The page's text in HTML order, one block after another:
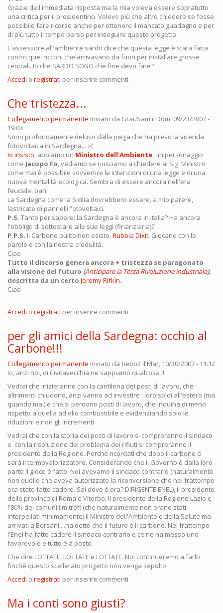
Grazie dell'immediata risposta ma la mia voleva essere sopratutto
una critica per il presidentino. Volevo più che altro chiedere se fosse
possibile fare ricorso anche per ottenere il mancato guadagno e per
di più tutto il tempo perso per inseguire questo progetto.
L'assessore all'ambiente sardo dice che questa legge è stata fatta
contro quei ricconi che arrivavano da fuori per installare grosse
centrali. Io che SARDO SONO che fine devo fare?
Accedi o registrati per inserire commenti.
Che tristezza...
Collegamento permanente Inviato da GrauSam il Dom, 09/23/2007 -
19:03
Sono profondamente deluso dalla piega che ha preso la vicenda
fotovoltaica in Sardegna... :-(
Io insisto , abbiamo un Ministro dell'Ambiente , un personaggio
come Jacopo Fo , vediamo se riusciamo a chiedere al Sig, Ministro
come mai è possibile sovvertire le intenzioni di una legge e di una
nuova mentalità ecologica. Sembra di essere ancora nell'era
feudale, bah!
La Sardegna come la Sicilia dovrebbero essere, a mio parere,
lastricate di pannelli fotovoltaici.
P.S. Tanto per sapere: la Sardegna è ancora in Italia? Ha ancora
l'obbligo di sottostare alle sue leggi (finanziaria)?
P.P.S. Il Carbone pulito non esiste. Rubbia Dixit. Giocano con le
parole e con la nostra credulità.
Ciao
Tutto il discorso genera ancora + tristezza se paragonato
alla visione del futuro (Anticipare la Terza Rivoluzione industriale),
descritta da un certo Jeremy Rifkin.
Ciao
Accedi o registrati per inserire commenti.
per gli amici della Sardegna: occhio al
Carbone!!!
Collegamento permanente Inviato da bebo2 il Mar, 10/30/2007 - 11:12
Io, anzi noi, di Civitavecchia ne sappiamo qualcosa !!
Vedrai che inizieranno con la cantilena dei posti di lavoro, che
altrimenti chiudono, anzi vanno ad investire i loro soldi all'estero (ma
quando mai) e che si perdono posti di lavoro, che inquina di meno
rispetto a quella ad olio combustibile e evidenziando solo le
riduzioni e non gli incrementi.
Vedrai che con la storia dei posti di lavoro si compreranno il sindaco
e con la risoluzione del problema dei rifiuti si compreranno il
presidente della Regione. Perchè ricordati che dopo il carbone ci
sarà il termovalorizzatore. Considerando che il Governo è dalla loro
parte il gioco è fatto. Noi avevamo il sindaco contrario (naturalmente
non quello che aveva autorizzato la riconversione che nel frattempo
era stato fatto cadere. Sai dove è ora? DIRIGENTE ENEL), il presidente
delle province di Roma e Viterbo, Il presidente della Regione Lazio e
l'80% dei comuni limitrofi (che naturalmente non erano stati
interpellati minimamente) il Ministro dell'Ambiente e della Salute ma
arrivati a Bersani....ha detto che il futuro è il carbone. Nel frattempo
l'Enel ha fatto cadere il sindaco contrario e ce ne ha messo uno
favorevole e tutto è a posto.
Che dire LOTTATE, LOTTATE e LOTTATE. Noi continueremo a farlo
finchè questo scellerato progetto non venga sepolto
Accedi o registrati per inserire commenti.
Ma i conti sono giusti?